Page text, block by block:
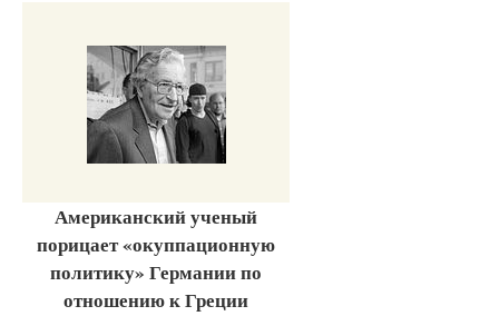
Американский ученый
порицает «окуппационную
политику» Германии по
отношению к Греции